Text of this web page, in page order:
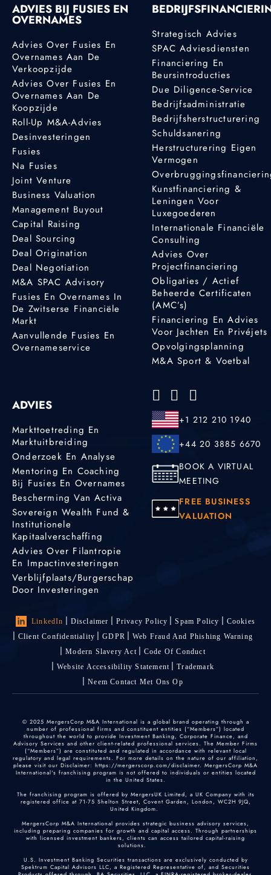
ADVIES BIJ FUSIES EN
OVERNAMES
Advies Over Fusies En
Overnames Aan De
Verkoopzijde
Advies Over Fusies En
Overnames Aan De
Koopzijde
Roll-Up M&A-Advies
Desinvesteringen
Fusies
Na Fusies
Joint Venture
Business Valuation
Management Buyout
Capital Raising
Deal Sourcing
Deal Origination
Deal Negotiation
M&A SPAC Advisory
Fusies En Overnames In
De Zwitserse Financiële
Markt
Aanvullende Fusies En
Overnameservice
Strategisch Advies
SPAC Adviesdiensten
Financiering En
Beursintroducties
Due Diligence-Service
Bedrijfsadministratie
Bedrijfsherstructurering
Schuldsanering
Herstructurering Eigen
Vermogen
Kunstfinanciering &
Leningen Voor
Luxegoederen
Internationale Financiële
Consulting
Advies Over
Projectfinanciering
Obligaties / Actief
Beheerde Certificaten
(AMC’s)
Financiering En Advies
Voor Jachten En Privéjets
Opvolgingsplanning
M&A Sport & Voetbal
ADVIES
Markttoetreding En
Marktuitbreiding
Onderzoek En Analyse
Mentoring En Coaching
Bij Fusies En Overnames
Bescherming Van Activa
Sovereign Wealth Fund &
Institutionele
Kapitaalverschaffing
Advies Over Filantropie
En Impactinvesteringen
Verblijfplaats/burgerschap
Door Investeringen
+1 212 210 1940
+44 20 3885 6670
BOOK A VIRTUAL
MEETING
FREE BUSINESS
VALUATION
LinkedIn Disclaimer Privacy Policy Spam Policy
Cookies
Client Confidentiality
GDPR
Web Fraud And Phishing Warning
Modern Slavery Act
Code Of Conduct
Website Accessibility Statement
Trademark
Neem Contact Met Ons Op
© 2025 MergersCorp M&A International is a global brand operating through a
number of professional firms and constituent entities (“Members”) located
throughout the world to provide Investment Banking, Corporate Finance, and
Advisory Services and other client-related professional services. The Member Firms
(“Members”) are constituted and regulated in accordance with relevant local
regulatory and legal requirements. For more details on the nature of our affiliation,
please visit our Disclaimer: https://mergerscorp.com/disclaimer. MergersCorp M&A
International's franchising program is not offered to individuals or entities located
in the United States.
The franchising program is offered by MergersUK Limited, a UK Company with its
registered office at 71-75 Shelton Street, Covent Garden, London, WC2H 9JQ,
United Kingdom.
MergersCorp M&A International provides strategic business advisory services,
including preparing companies for growth and capital access. Through partnerships
with licensed investment bankers, clients can access tailored capital-raising
solutions.
U.S. Investment Banking Securities transactions are exclusively conducted by
Spektrum Capital Advisors LLC, a Registered Representative of, and Securities